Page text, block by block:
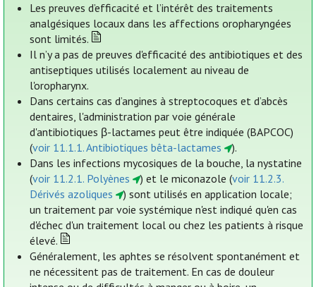
Les preuves d’efficacité et l’intérêt des traitements
analgésiques locaux dans les affections oropharyngées
sont limités.
Il n’y a pas de preuves d'efficacité des antibiotiques et des
antiseptiques utilisés localement au niveau de
l'oropharynx.
Dans certains cas d’angines à streptocoques et d’abcès
dentaires, l'administration par voie générale
d'antibiotiques β-lactames peut être indiquée (BAPCOC)
(voir 11.1.1. Antibiotiques bêta-lactames
).
Dans les infections mycosiques de la bouche, la nystatine
(voir 11.2.1. Polyènes ) et le miconazole (voir 11.2.3.
Dérivés azoliques
) sont utilisés en application locale;
un traitement par voie systémique n'est indiqué qu'en cas
d'échec d'un traitement local ou chez les patients à risque
élevé.
Généralement, les aphtes se résolvent spontanément et
ne nécessitent pas de traitement. En cas de douleur